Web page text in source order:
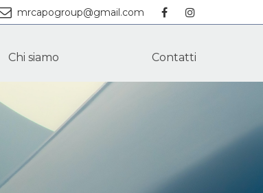
mrcapogroup@gmail.com
Chi siamo Contatti